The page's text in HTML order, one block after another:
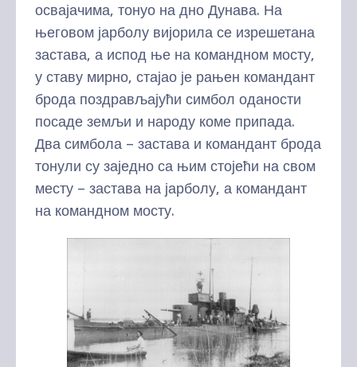
освајачима, тонуо на дно Дунава. На
његовом јарболу вијорила се изрешетана
застава, а испод ње на командном мосту,
у ставу мирно, стајао је рањен командант
брода поздрављајући симбол оданости
посаде земљи и народу коме припада.
Два симбола – застава и командант брода
тонули су заједно са њим стојећи на свом
месту – застава на јарболу, а командант
на командном мосту.